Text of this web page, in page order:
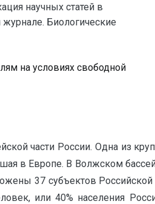
научных статей в
Биологические
на условиях свободной
части России. Одна из
в Европе. В Волжском
37 субъектов
или 40% населения